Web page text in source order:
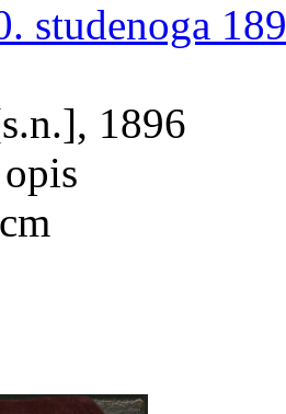
studenoga
1896